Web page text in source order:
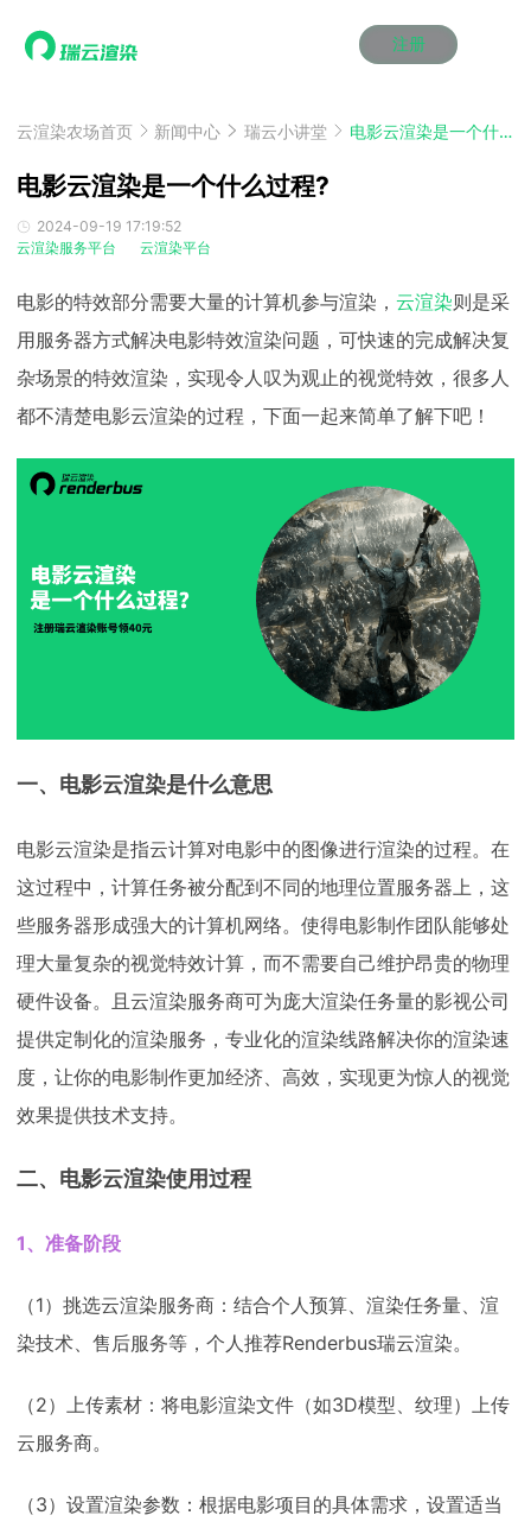
注册
效果图渲染
云制作
云渲染管理系统
瑞兔百宝箱
AI视频插帧
效果图渲染
云制作
云渲染管理系统
瑞兔百宝箱
AI视频插帧
效果图渲染
云制作
云渲染管理系统
瑞兔百宝箱
AI视频插帧
效果图渲染
云制作
云渲染管理系统
瑞兔百宝箱
AI视频插帧
效果图渲染
云制作
云渲染管理系统
瑞兔百宝箱
AI视频插帧
效果图渲染
云制作
云渲染管理系统
瑞兔百宝箱
AI视频插帧
解决方案
3ds Max云渲染方案
Cinema 4D云渲染方案
Blender 云渲染方案
Maya AI渲染方案
3ds Max云渲染方案
Cinema 4D云渲染方案
Blender 云渲染方案
Maya AI渲染方案
3ds Max云渲染方案
Cinema 4D云渲染方案
Blender 云渲染方案
Maya AI渲染方案
3ds Max云渲染方案
Cinema 4D云渲染方案
Blender 云渲染方案
Maya AI渲染方案
3ds Max云渲染方案
Cinema 4D云渲染方案
Blender 云渲染方案
Maya AI渲染方案
3ds Max云渲染方案
Cinema 4D云渲染方案
Blender 云渲染方案
Maya AI渲染方案
动画价格
效果图价格
云制作价格
动画价格
效果图价格
云制作价格
动画价格
效果图价格
云制作价格
动画价格
效果图价格
云制作价格
动画价格
效果图价格
云制作价格
动画价格
效果图价格
云制作价格
案例
资讯&赛事
新闻资讯
泛CG交流会
新闻资讯
泛CG交流会
新闻资讯
泛CG交流会
新闻资讯
泛CG交流会
新闻资讯
泛CG交流会
新闻资讯
泛CG交流会
云渲染优惠攻略
青云平台
云渲染优惠攻略
青云平台
云渲染优惠攻略
青云平台
云渲染优惠攻略
青云平台
云渲染优惠攻略
青云平台
云渲染优惠攻略
青云平台
下载动画客户端
效果图客户端
动画客户端
效果图客户端
动画客户端
效果图客户端
动画客户端
效果图客户端
动画客户端
效果图客户端
动画客户端
效果图客户端
帮助/教程
云渲染农场首页 新闻中心 瑞云小讲堂 电影云渲染是一个什么过程?
电影云渲染是一个什么过程?
2024-09-19 17:19:52
云渲染服务平台
云渲染平台
电影的特效部分需要大量的计算机参与渲染， 云渲染则是采
用服务器方式解决电影特效渲染问题，可快速的完成解决复
杂场景的特效渲染，实现令人叹为观止的视觉特效，很多人
都不清楚电影云渲染的过程，下面一起来简单了解下吧！
一、电影云渲染是什么意思
电影云渲染是指云计算对电影中的图像进行渲染的过程。在
这过程中，计算任务被分配到不同的地理位置服务器上，这
些服务器形成强大的计算机网络。使得电影制作团队能够处
理大量复杂的视觉特效计算，而不需要自己维护昂贵的物理
硬件设备。且云渲染服务商可为庞大渲染任务量的影视公司
提供定制化的渲染服务，专业化的渲染线路解决你的渲染速
度，让你的电影制作更加经济、高效，实现更为惊人的视觉
效果提供技术支持。
二、电影云渲染使用过程
1、准备阶段
（1）挑选云渲染服务商：结合个人预算、渲染任务量、渲
染技术、售后服务等，个人推荐Renderbus瑞云渲染。
（2）上传素材：将电影渲染文件（如3D模型、纹理）上传
云服务商。
（3）设置渲染参数：根据电影项目的具体需求，设置适当